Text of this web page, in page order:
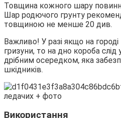
Товщина кожного шару
Шар родючого грунту
товщиною не менше 20 див.
Важливо! У разі якщо на
гризуни, то на дно короба слід
дрібним осередком, яка
шкідників.
Використання